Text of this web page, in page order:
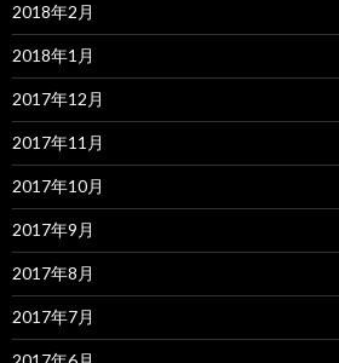
2018年2月
2018年1月
2017年12月
2017年11月
2017年10月
2017年9月
2017年8月
2017年7月